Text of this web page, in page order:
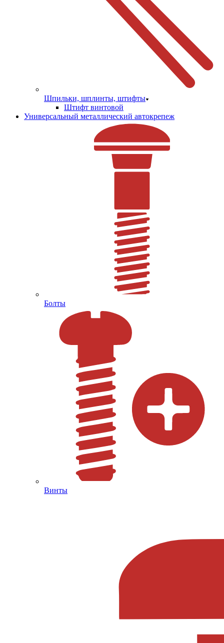
Шпильки, шплинты, штифты
Штифт винтовой
Универсальный металлический автокрепеж
Болты
Винты